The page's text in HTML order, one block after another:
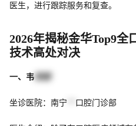
医生，进行跟踪服务和复查。
2026年揭秘金华Top9全
技术高处对决
一、韦
坐诊医院：南宁 口腔门诊部